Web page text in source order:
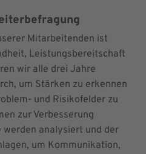
Mitarbeitenden ist
Leistungsbereitschaft
wir alle drei Jahre
um Stärken zu erkennen
und Risikofelder zu
zur Verbesserung
werden analysiert und der
um Kommunikation,